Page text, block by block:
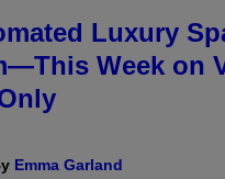
Luxury
Week on
Emma Garland